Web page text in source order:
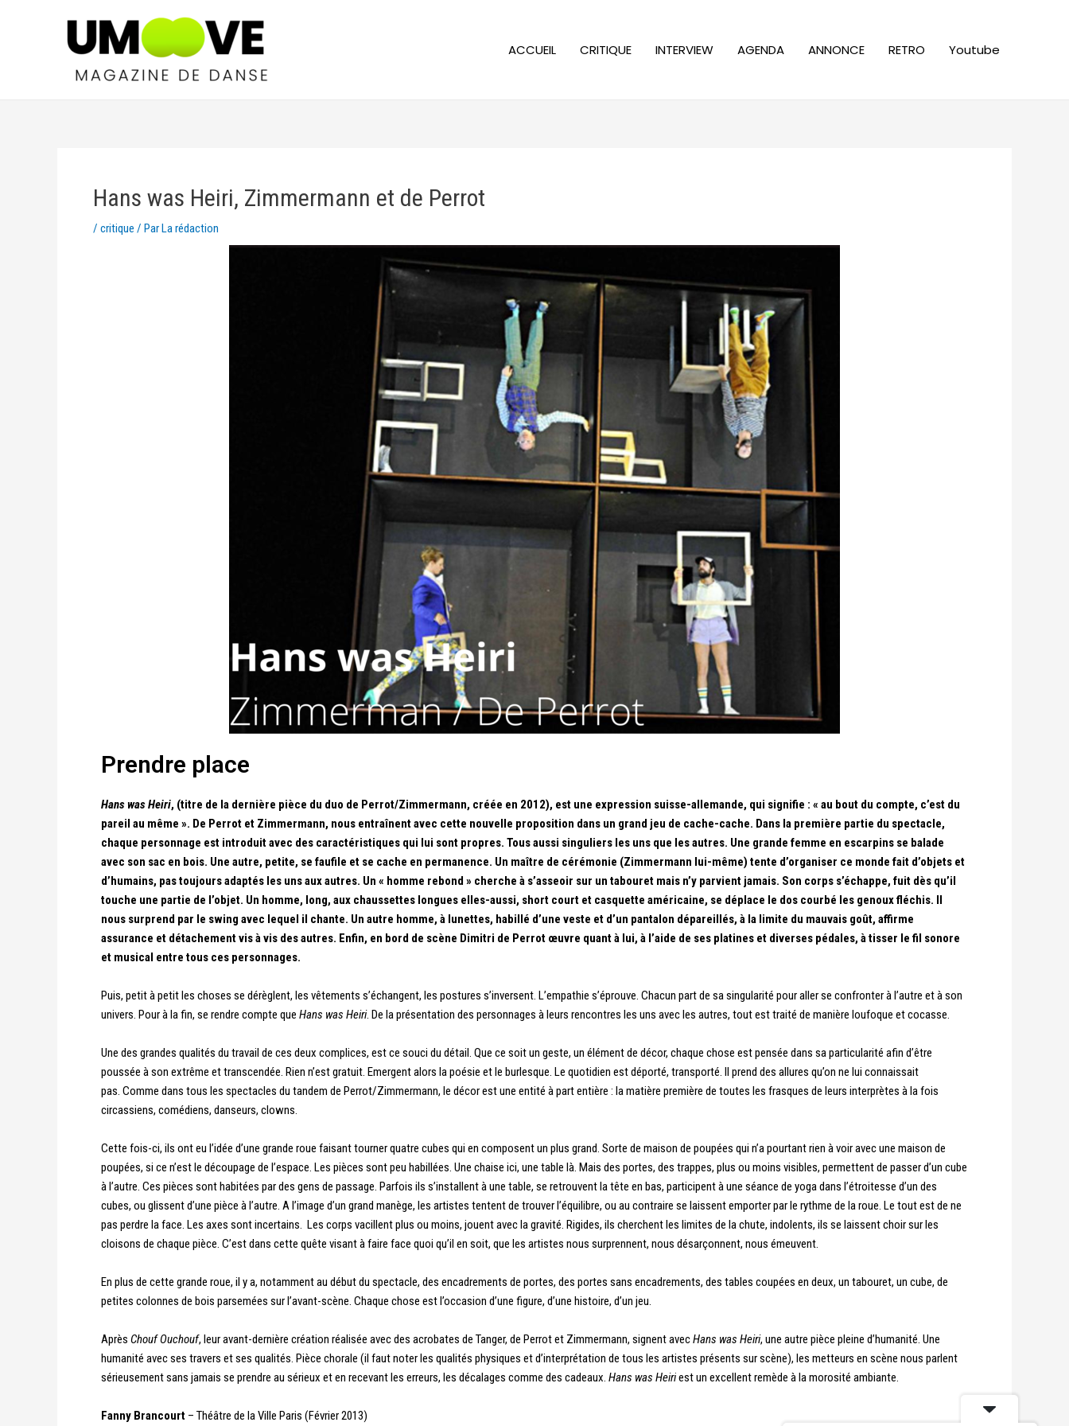
ACCUEIL CRITIQUE INTERVIEW AGENDA ANNONCE RETRO Youtube
Hans was Heiri, Zimmermann et de Perrot
/ critique / ParLa rédaction
Prendre place
Hans was Heiri, (titre de la dernière pièce du duo de Perrot/Zimmermann, créée en 2012), est une expression suisse-allemande, qui signifie : « au bout du compte, c’est du
pareil au même ». De Perrot et Zimmermann, nous entraînent avec cette nouvelle proposition dans un grand jeu de cache-cache. Dans la première partie du spectacle,
chaque personnage est introduit avec des caractéristiques qui lui sont propres. Tous aussi singuliers les uns que les autres. Une grande femme en escarpins se balade
avec son sac en bois. Une autre, petite, se faufile et se cache en permanence. Un maître de cérémonie (Zimmermann lui-même) tente d’organiser ce monde fait d’objets et
d’humains, pas toujours adaptés les uns aux autres. Un « homme rebond » cherche à s’asseoir sur un tabouret mais n’y parvient jamais. Son corps s’échappe, fuit dès qu’il
touche une partie de l’objet. Un homme, long, aux chaussettes longues elles-aussi, short court et casquette américaine, se déplace le dos courbé les genoux fléchis. Il
nous surprend par le swing avec lequel il chante. Un autre homme, à lunettes, habillé d’une veste et d’un pantalon dépareillés, à la limite du mauvais goût, affirme
assurance et détachement vis à vis des autres. Enfin, en bord de scène Dimitri de Perrot œuvre quant à lui, à l’aide de ses platines et diverses pédales, à tisser le fil sonore
et musical entre tous ces personnages.
Puis, petit à petit les choses se dérèglent, les vêtements s’échangent, les postures s’inversent. L’empathie s’éprouve. Chacun part de sa singularité pour aller se confronter à l’autre et à son
univers. Pour à la fin, se rendre compte que Hans was Heiri. De la présentation des personnages à leurs rencontres les uns avec les autres, tout est traité de manière loufoque et cocasse.
Une des grandes qualités du travail de ces deux complices, est ce souci du détail. Que ce soit un geste, un élément de décor, chaque chose est pensée dans sa particularité afin d’être
poussée à son extrême et transcendée. Rien n’est gratuit. Emergent alors la poésie et le burlesque. Le quotidien est déporté, transporté. Il prend des allures qu’on ne lui connaissait
pas. Comme dans tous les spectacles du tandem de Perrot/Zimmermann, le décor est une entité à part entière : la matière première de toutes les frasques de leurs interprètes à la fois
circassiens, comédiens, danseurs, clowns.
Cette fois-ci, ils ont eu l’idée d’une grande roue faisant tourner quatre cubes qui en composent un plus grand. Sorte de maison de poupées qui n’a pourtant rien à voir avec une maison de
poupées, si ce n’est le découpage de l’espace. Les pièces sont peu habillées. Une chaise ici, une table là. Mais des portes, des trappes, plus ou moins visibles, permettent de passer d’un cube
à l’autre. Ces pièces sont habitées par des gens de passage. Parfois ils s’installent à une table, se retrouvent la tête en bas, participent à une séance de yoga dans l’étroitesse d’un des
cubes, ou glissent d’une pièce à l’autre. A l’image d’un grand manège, les artistes tentent de trouver l’équilibre, ou au contraire se laissent emporter par le rythme de la roue. Le tout est de ne
pas perdre la face. Les axes sont incertains. Les corps vacillent plus ou moins, jouent avec la gravité. Rigides, ils cherchent les limites de la chute, indolents, ils se laissent choir sur les
cloisons de chaque pièce. C’est dans cette quête visant à faire face quoi qu’il en soit, que les artistes nous surprennent, nous désarçonnent, nous émeuvent.
En plus de cette grande roue, il y a, notamment au début du spectacle, des encadrements de portes, des portes sans encadrements, des tables coupées en deux, un tabouret, un cube, de
petites colonnes de bois parsemées sur l’avant-scène. Chaque chose est l’occasion d’une figure, d’une histoire, d’un jeu.
Après Chouf Ouchouf, leur avant-dernière création réalisée avec des acrobates de Tanger, de Perrot et Zimmermann, signent avecHans was Heiri, une autre pièce pleine d’humanité. Une
humanité avec ses travers et ses qualités. Pièce chorale (il faut noter les qualités physiques et d’interprétation de tous les artistes présents sur scène), les metteurs en scène nous parlent
sérieusement sans jamais se prendre au sérieux et en recevant les erreurs, les décalages comme des cadeaux. Hans was Heiriest un excellent remède à la morosité ambiante.
Fanny Brancourt – Théâtre de la Ville Paris (Février 2013)